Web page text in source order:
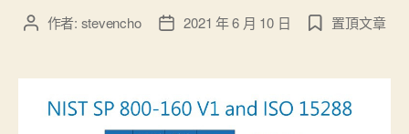
文
者
作者: stevencho
文
佈
日
期
2021 年 6 月 10 日 置頂文章